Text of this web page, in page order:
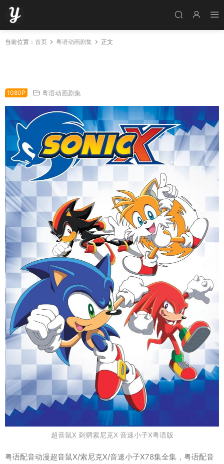
当前位置： 首页 粤语动画剧集 正文
1080P 粤语动画剧集
超音鼠X 刺猬索尼克X 音速小子X粤语版
粤语配音动漫超音鼠X/索尼克X/音速小子X78集全集，粤语配音